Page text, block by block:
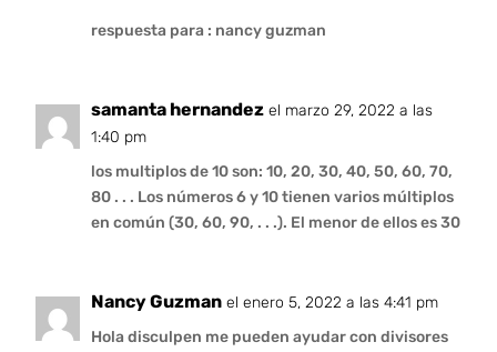
respuesta para : nancy guzman
samanta hernandez el marzo 29, 2022 a las
1:40 pm
los multiplos de 10 son: 10, 20, 30, 40, 50, 60, 70,
80 . . . Los números 6 y 10 tienen varios múltiplos
en común (30, 60, 90, . . .). El menor de ellos es 30
Nancy Guzman el enero 5, 2022 a las 4:41 pm
Hola disculpen me pueden ayudar con divisores